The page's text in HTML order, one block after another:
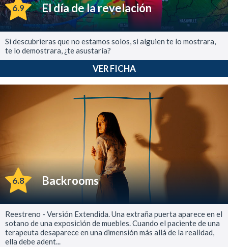
6.9 El día de la revelación
Si descubrieras que no estamos solos, si alguien te lo mostrara,
te lo demostrara, ¿te asustaría?
VER FICHA
6.8 Backrooms
Reestreno - Versión Extendida. Una extraña puerta aparece en el
sotano de una exposición de muebles. Cuando el paciente de una
terapeuta desaparece en una dimensión más allá de la realidad,
ella debe adent...